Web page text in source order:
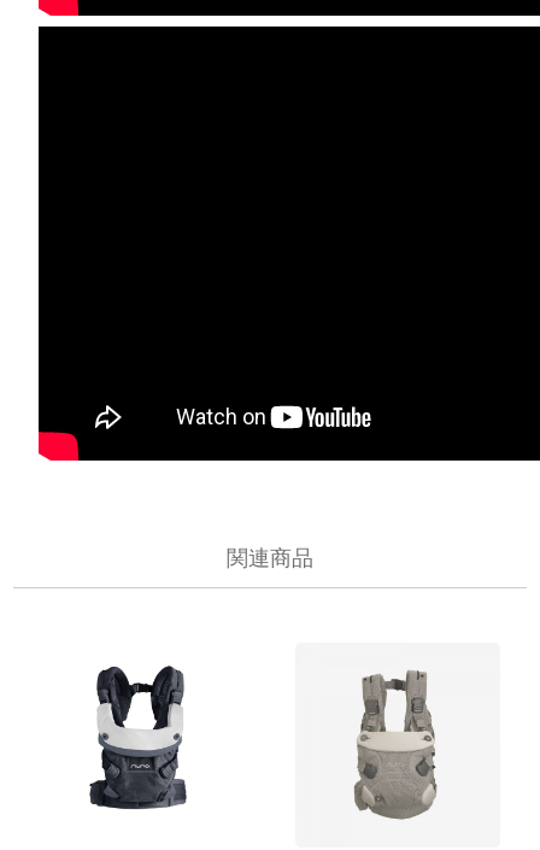
関連商品